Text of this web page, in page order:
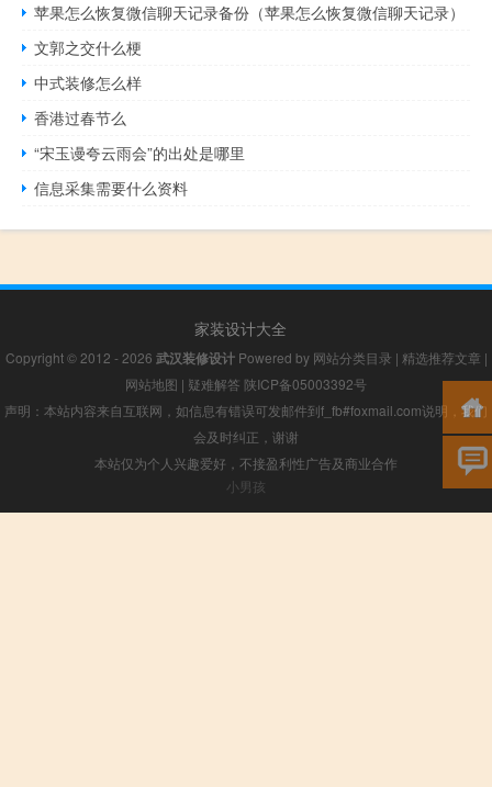
苹果怎么恢复微信聊天记录备份（苹果怎么恢复微信聊天记录）
文郭之交什么梗
中式装修怎么样
香港过春节么
“宋玉谩夸云雨会”的出处是哪里
信息采集需要什么资料
家装设计大全
Copyright © 2012 - 2026 武汉装修设计Powered by 网站分类目录 | 精选推荐文章 |
网站地图 | 疑难解答 陕ICP备05003392号
声明：本站内容来自互联网，如信息有错误可发邮件到f_fb#foxmail.com说明，我们
会及时纠正，谢谢
本站仅为个人兴趣爱好，不接盈利性广告及商业合作
小男孩